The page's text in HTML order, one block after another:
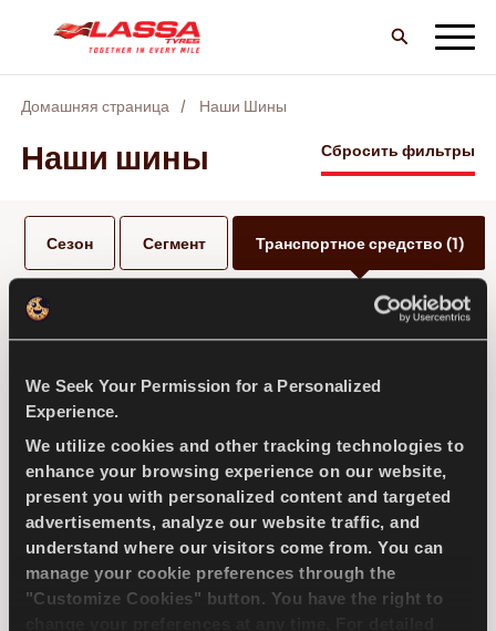
We Seek Your Permission for a Personalized
Experience.
We utilize cookies and other tracking technologies to
enhance your browsing experience on our website,
present you with personalized content and targeted
advertisements, analyze our website traffic, and
understand where our visitors come from. You can
manage your cookie preferences through the
"Customize Cookies" button. You have the right to
ВCE шины LASSA
БЛОГ И ВИДЕО
ВПЕРЕД С LASSA!
ОБСЛУЖИВАНИЕ И ПОМОЩЬ
RU
Домашняя страница Наши Шины
Наши шины Сбросить фильтры
Сезон Сегмент Транспортное средство (1)
ВЫБРАТЬ МОДЕЛЬ
ВЫБРАТЬ МОДЕЛЬ
ROLLS-ROYCE